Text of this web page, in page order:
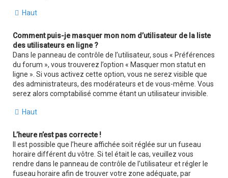
Haut
Comment puis-je masquer mon nom d’utilisateur de la liste
des utilisateurs en ligne ?
Dans le panneau de contrôle de l’utilisateur, sous « Préférences
du forum », vous trouverez l’option « Masquer mon statut en
ligne ». Si vous activez cette option, vous ne serez visible que
des administrateurs, des modérateurs et de vous-même. Vous
serez alors comptabilisé comme étant un utilisateur invisible.
Haut
L’heure n’est pas correcte !
Il est possible que l’heure affichée soit réglée sur un fuseau
horaire différent du vôtre. Si tel était le cas, veuillez vous
rendre dans le panneau de contrôle de l’utilisateur et régler le
fuseau horaire afin de trouver votre zone adéquate, par